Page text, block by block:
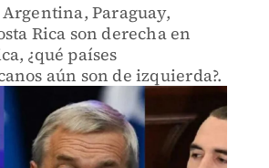
Argentina, Paraguay,
Rica son derecha en
¿qué países
aún son de izquierda?.